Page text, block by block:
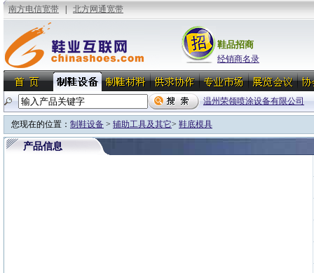
鞋品招商
经销商名录
温州荣领喷涂设备有限公司
您现在的位置： 制鞋设备 > 辅助工具及其它> 鞋底模具
产品信息